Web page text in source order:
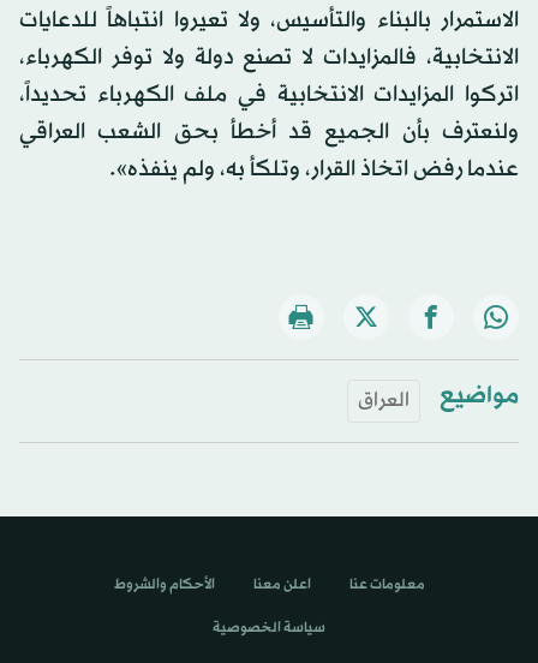
الاستمرار بالبناء والتأسيس، ولا تعيروا انتباهاً للدعايات
الانتخابية، فالمزايدات لا تصنع دولة ولا توفر الكهرباء،
اتركوا المزايدات الانتخابية في ملف الكهرباء تحديداً،
ولنعترف بأن الجميع قد أخطأ بحق الشعب العراقي
عندما رفض اتخاذ القرار، وتلكأ به، ولم ينفذه».
مواضيع العراق
معلومات عنا اعلن معنا الأحكام والشروط
سياسة الخصوصية